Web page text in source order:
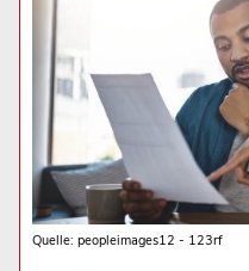
Quelle: peopleimages12 - 123rf